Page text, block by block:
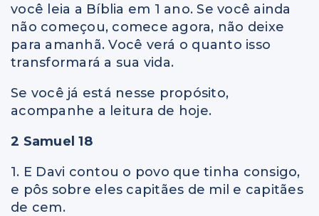
você leia a Bíblia em 1 ano. Se você ainda
não começou, comece agora, não deixe
para amanhã. Você verá o quanto isso
transformará a sua vida.
Se você já está nesse propósito,
acompanhe a leitura de hoje.
2 Samuel 18
1. E Davi contou o povo que tinha consigo,
e pôs sobre eles capitães de mil e capitães
de cem.